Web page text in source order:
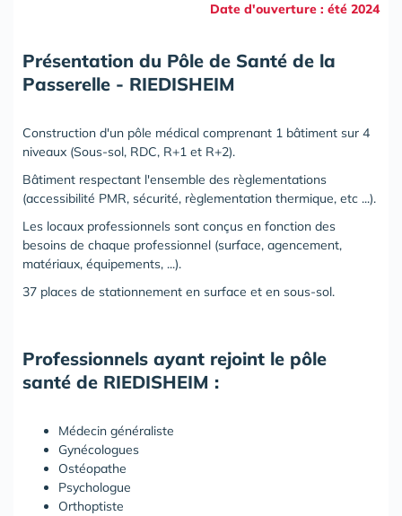
Date d'ouverture : été 2024
Présentation du Pôle de Santé de la
Passerelle - RIEDISHEIM
Construction d'un pôle médical comprenant 1 bâtiment sur 4
niveaux (Sous-sol, RDC, R+1 et R+2).
Bâtiment respectant l'ensemble des règlementations
(accessibilité PMR, sécurité, règlementation thermique, etc ...).
Les locaux professionnels sont conçus en fonction des
besoins de chaque professionnel (surface, agencement,
matériaux, équipements, ...).
37 places de stationnement en surface et en sous-sol.
Professionnels ayant rejoint le pôle
santé de RIEDISHEIM :
Médecin généraliste
Gynécologues
Ostéopathe
Psychologue
Orthoptiste